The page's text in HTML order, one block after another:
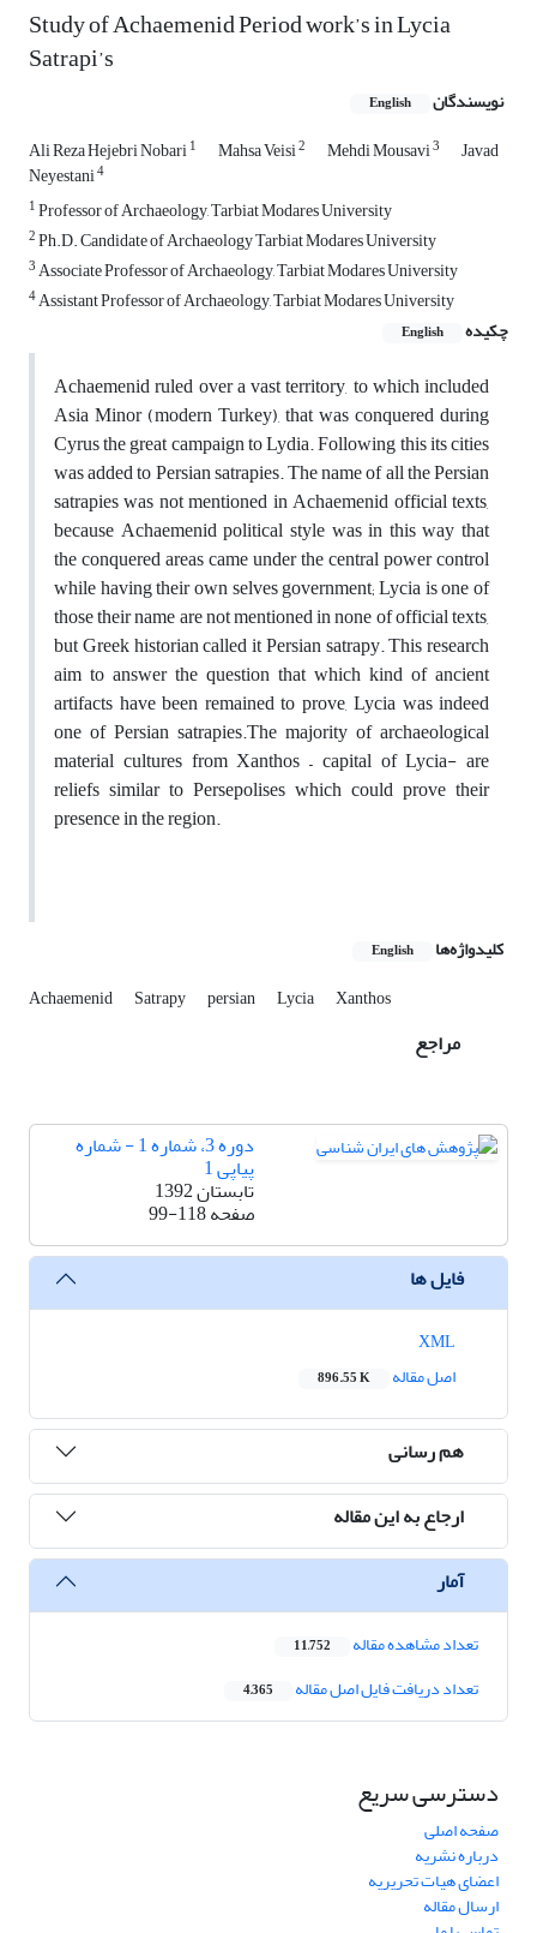
Study of Achaemenid Period work’s in Lycia
Satrapi’s
نویسندگان English
Ali Reza Hejebri Nobari1 Mahsa Veisi2 Mehdi Mousavi3 Javad
Neyestani4
1Professor of Archaeology, Tarbiat Modares University
2Ph.D. Candidate of Archaeology Tarbiat Modares University
3Associate Professor of Archaeology, Tarbiat Modares University
4Assistant Professor of Archaeology, Tarbiat Modares University
چکیده
English
Achaemenid ruled over a vast territory, to which included
Asia Minor (modern Turkey), that was conquered during
Cyrus the great campaign to Lydia. Following this its cities
was added to Persian satrapies. The name of all the Persian
satrapies was not mentioned in Achaemenid official texts,
because Achaemenid political style was in this way that
the conquered areas came under the central power control
while having their own selves government; Lycia is one of
those their name are not mentioned in none of official texts,
but Greek historian called it Persian satrapy. This research
aim to answer the question that which kind of ancient
artifacts have been remained to prove, Lycia was indeed
one of Persian satrapies.The majority of archaeological
material cultures from Xanthos – capital of Lycia- are
reliefs similar to Persepolises which could prove their
presence in the region.
کلیدواژه‌ها English
Achaemenid Satrapy persian Lycia Xanthos
مراجع
دوره 3، شماره 1 - شماره
پیاپی 1
تابستان 1392
صفحه99-118
فایل ها
اصل مقاله
896.55 K
هم رسانی
ارجاع به این مقاله
آمار
تعداد مشاهده مقاله 11,752
تعداد دریافت فایل اصل مقاله 4,365
دسترسی سریع
صفحه اصلی
درباره نشریه
اعضای هیات تحریریه
ارسال مقاله